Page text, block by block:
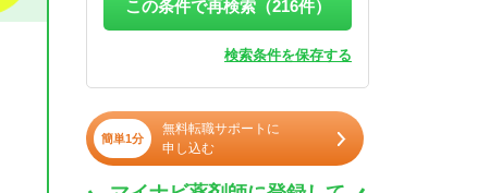
この条件で再検索（216件）
検索条件を保存する
簡単1分
無料転職サポートに
申し込む